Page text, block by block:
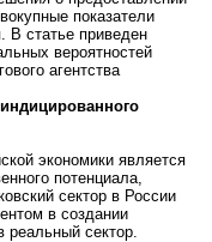
показатели
В статье приведен
вероятностей
агентства
экономики является
потенциала,
сектор в России
в создании
реальный сектор.